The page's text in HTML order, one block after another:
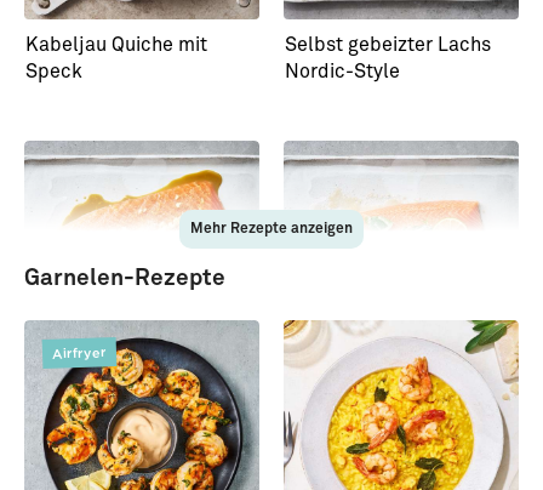
Kabeljau Quiche mit
Speck
Selbst gebeizter Lachs
Nordic-Style
Selbst gebeizter Lachs
Japan-Style
Selbst gebeizter Lachs
Mojito-Style
Mehr Rezepte anzeigen
Garnelen-Rezepte
Airfryer